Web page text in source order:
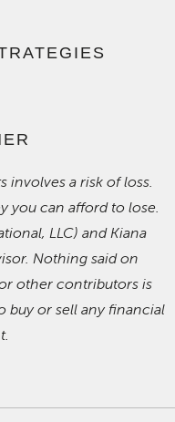
involves a risk of loss.
you can afford to lose.
LLC) and Kiana
Nothing said on
other contributors is
buy or sell any financial